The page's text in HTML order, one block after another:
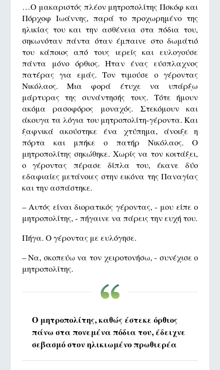
…Ο μακαριστός πλέον μητροπολίτης Πσκόφ και
Πόρχοφ Ιωάννης, παρά το προχωρημένο της
ηλικίας του και την ασθένεια στα πόδια του,
σηκωνόταν πάντα όταν έμπαινε στο δωμάτιό
του κάποιος από τους ιερείς και ευλογούσε
πάντα μόνο όρθιος. Ήταν ένας εύσπλαχνος
πατέρας για εμάς. Τον τιμούσε ο γέροντας
Νικόλαος. Μια φορά έτυχε να υπάρξω
μάρτυρας της συνάντησής τους. Τότε ήμουν
ακόμα ρασοφόρος μοναχός. Στεκόμουν και
άκουγα τα λόγια του μητροπολίτη-γέροντα. Και
ξαφνικά ακούστηκε ένα χτύπημα, άνοιξε η
πόρτα και μπήκε ο πατήρ Νικόλαος. Ο
μητροπολίτης σηκώθηκε. Χωρίς να τον κοιτάξει,
ο γέροντας πέρασε δίπλα του, έκανε δύο
εδαφιαίες μετάνοιες στην εικόνα της Παναγίας
και την ασπάστηκε.
– Αυτός είναι διορατικός γέροντας, - μου είπε ο
μητροπολίτης, - πήγαινε να πάρεις την ευχή του.
Πήγα. Ο γέροντας με ευλόγησε.
– Να, σκοπεύω να τον χειροτονήσω, - συνέχισε ο
μητροπολίτης.
Ο μητροπολίτης, καθώς έστεκε όρθιος
πάνω στα πονεμένα πόδια του, έδειχνε
σεβασμό στον ηλικιωμένο πρωθιερέα